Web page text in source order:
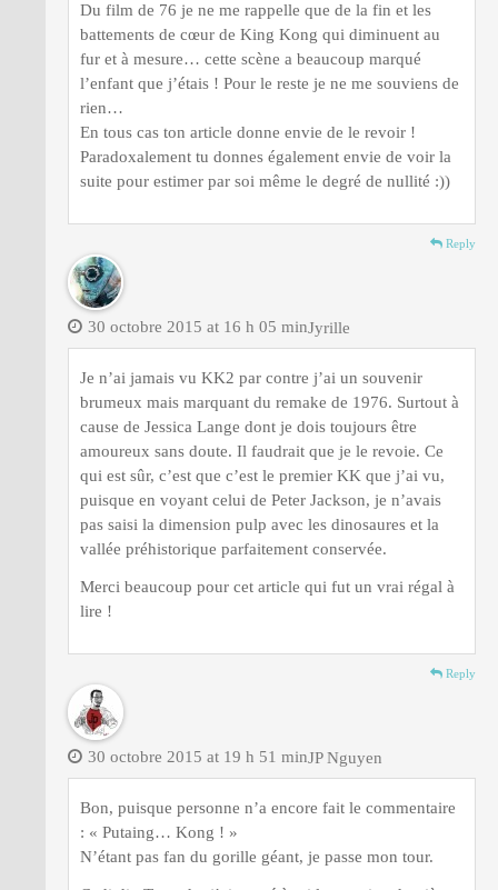
Du film de 76 je ne me rappelle que de la fin et les
battements de cœur de King Kong qui diminuent au
fur et à mesure… cette scène a beaucoup marqué
l’enfant que j’étais ! Pour le reste je ne me souviens de
rien…
En tous cas ton article donne envie de le revoir !
Paradoxalement tu donnes également envie de voir la
suite pour estimer par soi même le degré de nullité :))
Reply
Jyrille
30 octobre 2015 at 16 h 05 min
Je n’ai jamais vu KK2 par contre j’ai un souvenir
brumeux mais marquant du remake de 1976. Surtout à
cause de Jessica Lange dont je dois toujours être
amoureux sans doute. Il faudrait que je le revoie. Ce
qui est sûr, c’est que c’est le premier KK que j’ai vu,
puisque en voyant celui de Peter Jackson, je n’avais
pas saisi la dimension pulp avec les dinosaures et la
vallée préhistorique parfaitement conservée.
Merci beaucoup pour cet article qui fut un vrai régal à
lire !
Reply
JP Nguyen
30 octobre 2015 at 19 h 51 min
Bon, puisque personne n’a encore fait le commentaire
: « Putaing… Kong ! »
N’étant pas fan du gorille géant, je passe mon tour.